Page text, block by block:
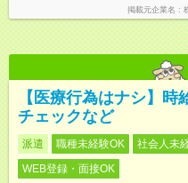
掲載元企業名
【医療行為はナシ】
チェックなど
派遣 職種未経験OK 社会人未
WEB登録・面接OK